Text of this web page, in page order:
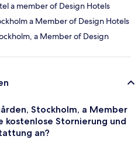
a member of Design Hotels
a Member of Design Hotels
a Member of Design
Stockholm, a Member
kostenlose Stornierung und
an?